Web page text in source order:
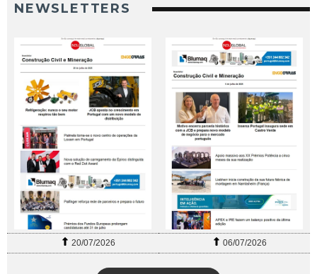
NEWSLETTERS
20/07/2026 06/07/2026